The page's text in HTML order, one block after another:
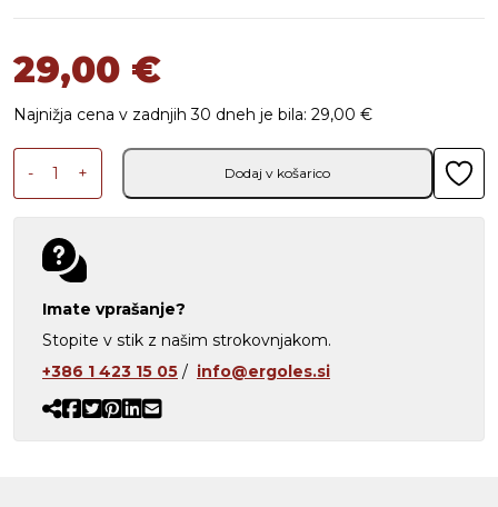
29,00 €
Najnižja cena v zadnjih 30 dneh je bila: 29,00 €
-
Dvižna ročna opirala 2D - trde blazinice količina
+ Dodaj v košarico
l
Imate vprašanje?
Stopite v stik z našim strokovnjakom.
+386 1 423 15 05 / info@ergoles.si